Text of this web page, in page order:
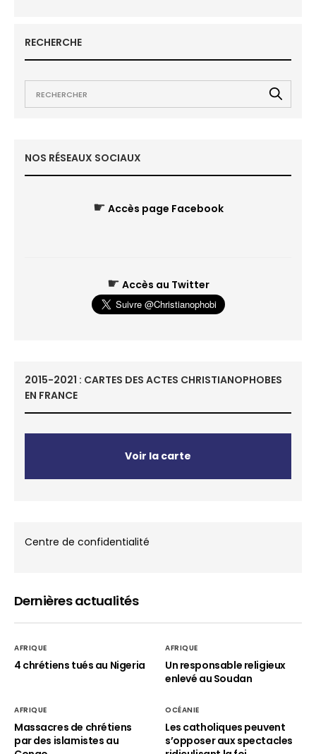
RECHERCHE
NOS RÉSEAUX SOCIAUX
☛ Accès page Facebook
☛ Accès au Twitter
2015-2021 : CARTES DES ACTES CHRISTIANOPHOBES
EN FRANCE
Voir la carte
Centre de confidentialité
Dernières actualités
AFRIQUE
4 chrétiens tués au Nigeria
AFRIQUE
Un responsable religieux
enlevé au Soudan
AFRIQUE
Massacres de chrétiens
par des islamistes au
OCÉANIE
Les catholiques peuvent
s’opposer aux spectacles